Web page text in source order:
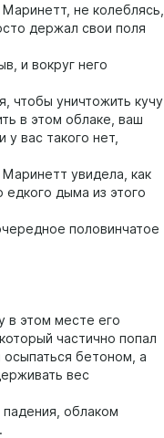
не колеблясь,
держал свои поля
и вокруг него
чтобы уничтожить кучу
в этом облаке, ваш
вас такого нет,
увидела, как
едкого дыма из этого
половинчатое
в этом месте его
частично попал
осыпаться бетоном, а
вес
облаком